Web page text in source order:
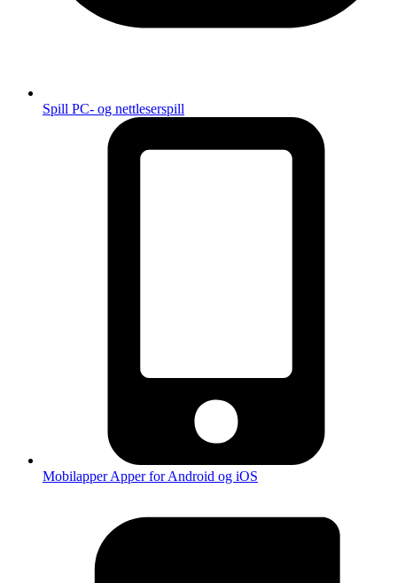
Spill PC- og nettleserspill
MobilapperApper for Android og iOS